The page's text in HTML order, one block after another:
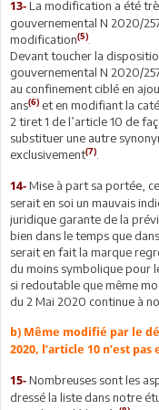
13- La modification a été
gouvernemental N 2020/
modification(5)
Devant toucher la
gouvernemental N 2020/
au confinement ciblé en
ans(6) et en modifiant la
2 tiret 1 de l’article 10 de
substituer une autre
exclusivement(7)
14- Mise à part sa portée,
serait en soi un mauvais
juridique garante de la
bien dans le temps que
serait en fait la marque
du moins symbolique pour
si redoutable que même
du 2 Mai 2020 continue à
b) Même modifié par le
2020, l’article 10 n’est
15- Nombreuses sont les
dressé la liste dans notre